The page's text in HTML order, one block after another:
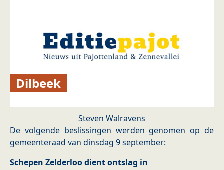
Dilbeek
Steven Walravens
De volgende beslissingen werden genomen op de
gemeenteraad van dinsdag 9 september:
Schepen Zelderloo dient ontslag in